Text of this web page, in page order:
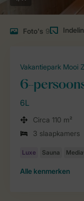
Foto's 9
Vakantiepark Mooi
6-
6L
Circa 110 m²
3 slaapkamers
Alle kenmerken